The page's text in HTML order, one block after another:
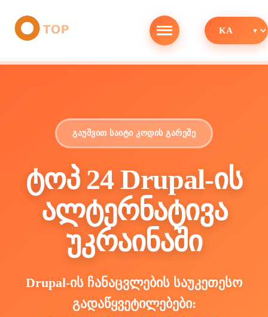
გაუშვით საიტი კოდის გარეშე
ტოპ 24 Drupal-ის
ალტერნატივა
უკრაინაში
Drupal-ის ჩანაცვლების საუკეთესო
გადაწყვეტილებები: